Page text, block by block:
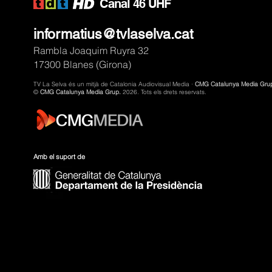
Canal 46 UHF
informatius@tvlaselva.cat
Rambla Joaquim Ruyra 32
17300 Blanes (Girona)
TV La Selva és un mitjà de Catalonia Audiovisual Media · CMG Catalunya Media
© CMG Catalunya Media Grup. 2026. Tots els drets reservats.
Amb el suport de